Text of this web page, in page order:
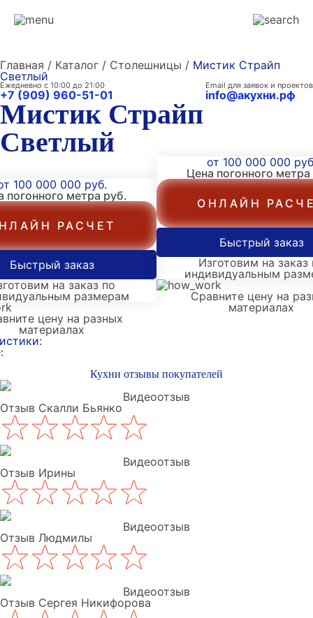
Главная / Каталог / Столешницы / Мистик Страйп
Светлый
Ежедневно с 10:00 до 21:00
+7 (909) 960-51-01
Email для заявок и проектов
info@акухни.рф
Мистик Страйп
Светлый
100 000 000 руб.
погонного метра руб.
РАСЧЕТ
Быстрый заказ
на заказ по
размерам
цену на разных
материалах
от 100 000 000
Цена погонного метра
ОНЛАЙН
Быстрый заказ
Изготовим на заказ
индивидуальным
Сравните цену на
материалах
Кухни отзывы покупателей
Видеоотзыв
Отзыв Скалли Бьянко
Видеоотзыв
Отзыв Ирины
Видеоотзыв
Отзыв Людмилы
Видеоотзыв
Отзыв Сергея Никифорова